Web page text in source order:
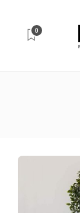
0